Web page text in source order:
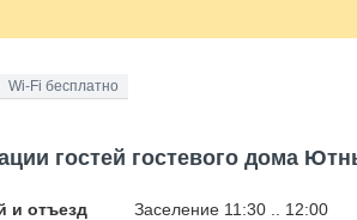
Wi-Fi бесплатно
гостей гостевого дома
и отъезд Заселение 11:30 .. 12:00